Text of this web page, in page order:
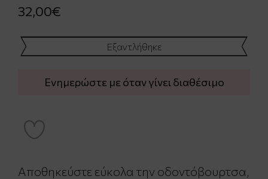
32,00€
Εξαντλήθηκε
Ενημερώστε με όταν γίνει διαθέσιμο
Αποθηκεύστε εύκολα την οδοντόβουρτσα,